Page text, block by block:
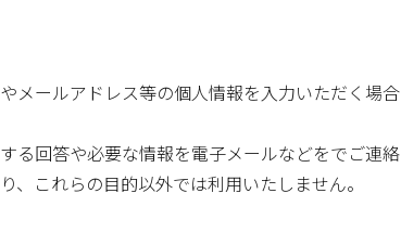
メールアドレス等の個人情報を入力いただく場合
る回答や必要な情報を電子メールなどをでご連絡
これらの目的以外では利用いたしません。